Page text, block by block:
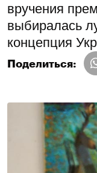
вручения
выбиралась
концепция
Поделиться: